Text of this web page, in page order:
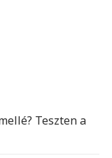
Teszten a